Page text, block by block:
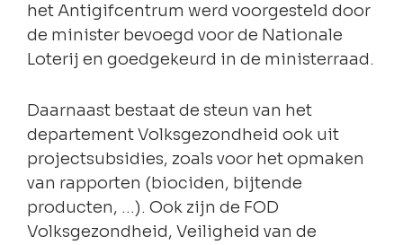
het Antigifcentrum werd voorgesteld door
de minister bevoegd voor de Nationale
Loterij en goedgekeurd in de ministerraad.
Daarnaast bestaat de steun van het
departement Volksgezondheid ook uit
projectsubsidies, zoals voor het opmaken
van rapporten (biociden, bijtende
producten, …). Ook zijn de FOD
Volksgezondheid, Veiligheid van de